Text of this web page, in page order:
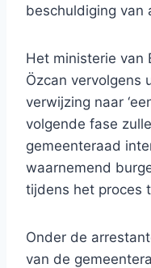
beschuldiging van
Het ministerie van
Özcan vervolgens
verwijzing naar
volgende fase
gemeenteraad
waarnemend
tijdens het proces
Onder de
van de